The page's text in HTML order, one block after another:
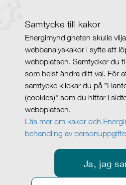
Samtycke till kakor
Energimyndigheten skulle
webbanalyskakor i syfte att
webbplatsen. Samtycker du
som helst ändra ditt val. För
samtycke klickar du på
(cookies)" som du hittar i
webbplatsen.
Läs mer om kakor och
behandling av
Ja, jag